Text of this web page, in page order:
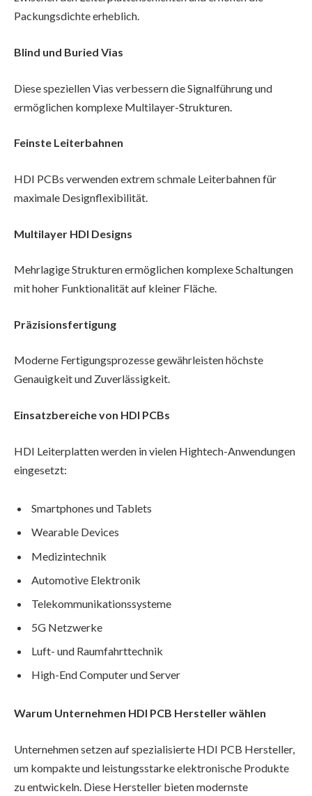
Packungsdichte erheblich.
Blind und Buried Vias
Diese speziellen Vias verbessern die Signalführung und
ermöglichen komplexe Multilayer-Strukturen.
Feinste Leiterbahnen
HDI PCBs verwenden extrem schmale Leiterbahnen für
maximale Designflexibilität.
Multilayer HDI Designs
Mehrlagige Strukturen ermöglichen komplexe Schaltungen
mit hoher Funktionalität auf kleiner Fläche.
Präzisionsfertigung
Moderne Fertigungsprozesse gewährleisten höchste
Genauigkeit und Zuverlässigkeit.
Einsatzbereiche von HDI PCBs
HDI Leiterplatten werden in vielen Hightech-Anwendungen
eingesetzt:
Smartphones und Tablets
Wearable Devices
Medizintechnik
Automotive Elektronik
Telekommunikationssysteme
5G Netzwerke
Luft- und Raumfahrttechnik
High-End Computer und Server
Warum Unternehmen HDI PCB Hersteller wählen
Unternehmen setzen auf spezialisierte HDI PCB Hersteller,
um kompakte und leistungsstarke elektronische Produkte
zu entwickeln. Diese Hersteller bieten modernste